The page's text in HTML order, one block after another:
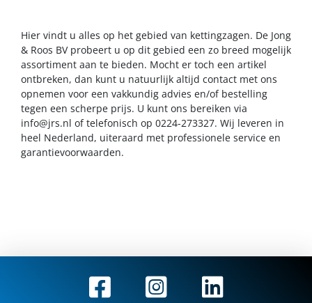
Hier vindt u alles op het gebied van kettingzagen. De Jong
& Roos BV probeert u op dit gebied een zo breed mogelijk
assortiment aan te bieden. Mocht er toch een artikel
ontbreken, dan kunt u natuurlijk altijd contact met ons
opnemen voor een vakkundig advies en/of bestelling
tegen een scherpe prijs. U kunt ons bereiken via
info@jrs.nl of telefonisch op 0224-273327. Wij leveren in
heel Nederland, uiteraard met professionele service en
garantievoorwaarden.